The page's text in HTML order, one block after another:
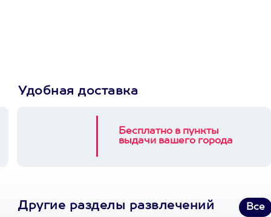
Удобная доставка
Бесплатно в пункты
выдачи вашего города
Другие разделы развлечений Все